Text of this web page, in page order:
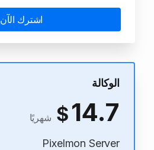
اشترك الآن
الوكالة
14.7
$ شهريًا
Pixelmon Server